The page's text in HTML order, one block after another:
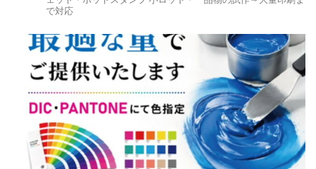
で対応